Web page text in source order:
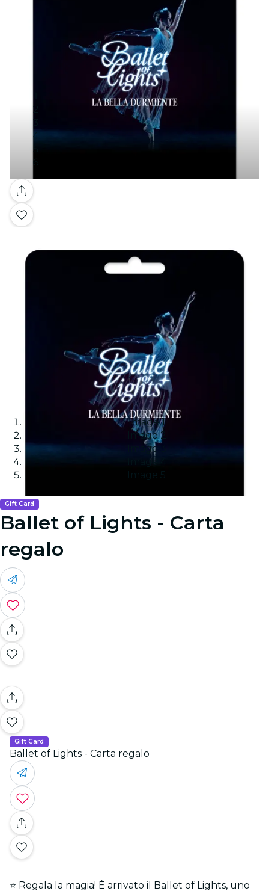
Galleria
Image 1
Image 2
Image 3
Image 4
Image 5
Gift Card
Ballet of Lights - Carta
regalo
Gift Card
Ballet of Lights - Carta regalo
⭐ Regala la magia! È arrivato il Ballet of Lights, uno